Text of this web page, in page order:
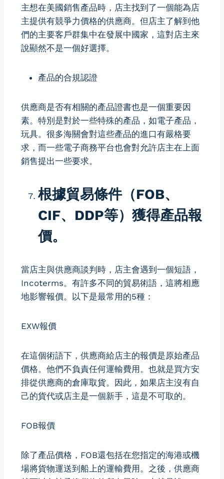
主想在美國銷售產品時，店主找到了一個能為店
主提供有競爭力價格的供應商。但店主了解到他
們的主要客戶群集中在發展中國家，這對店主來
說顯然不是一個好選擇。
產品的合規認證
供應商是否有相關的產品證書也是一個重要因
素。特別是對於一些特殊的產品，如電子產品，
玩具。很多海關會對這些產品的進口有嚴格要
求，而一些電子商務平台也會對允許店主在上面
銷售提出一些要求。
根據貿易條件（FOB、
CIF、DDP等）獲得產品報
價。
當店主與供應商談判時，店主會遇到一個短語，
Incoterms。有許多不同的貿易術語，這將相應
地影響報價。以下是最常用的5種：
EXW報價
在這個術語下，供應商給店主的報價是原始產品
價格。他們不負責任何運輸費用。也就是買方安
排從供應商的倉庫取貨。因此，如果店主沒有自
己的貨代或店主是一個新手，這是不可取的。
FOB報價
除了產品價格，FOB還包括在您指定的海港或機
場將貨物運送到船上的運輸費用。之後，供應商